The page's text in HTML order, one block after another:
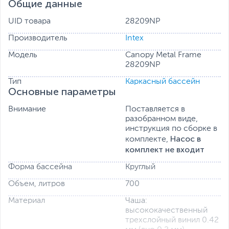
Общие данные
UID товара 28209NP
Производитель Intex
Модель
Canopy Metal Frame
28209NP
Тип Каркасный бассейн
Основные параметры
Внимание
Поставляется в
разобранном виде,
инструкция по сборке в
комплекте, Насос в
комплект не входит
Форма бассейна Круглый
Объем, литров 700
Материал
Чаша:
высококачественный
трехслойный винил 0.42